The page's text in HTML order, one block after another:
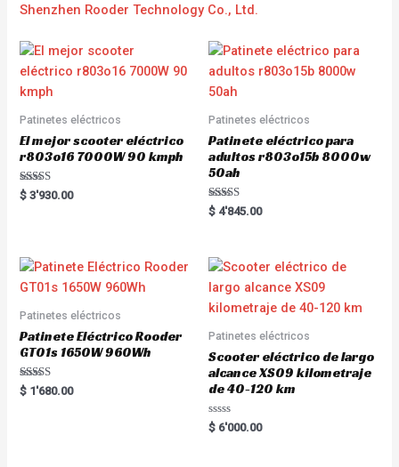
Shenzhen Rooder Technology Co., Ltd.
Patinetes eléctricos
El mejor scooter eléctrico
r803o16 7000W 90 kmph
Rated
5.00
$ 3'930.00
Patinetes eléctricos
Patinete eléctrico para
adultos r803o15b 8000w
50ah
Rated
5.00
$ 4'845.00
Patinetes eléctricos
Patinete Eléctrico Rooder
GT01s 1650W 960Wh
Rated
5.00
$ 1'680.00
Patinetes eléctricos
Scooter eléctrico de largo
alcance XS09 kilometraje
de 40-120 km
R
a
$ 6'000.00